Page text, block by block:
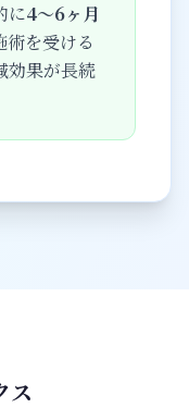
に4〜6ヶ月
を受ける
効果が長続
ス